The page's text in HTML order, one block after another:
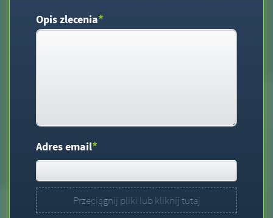
Opis zlecenia*
Adres email*
Przeciągnij pliki lub kliknij tutaj